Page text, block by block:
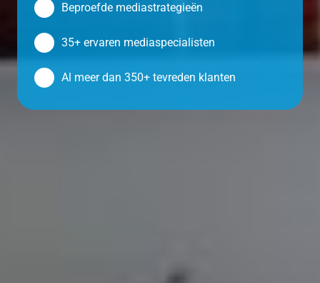
Beproefde mediastrategieën
35+ ervaren mediaspecialisten
Al meer dan 350+ tevreden klanten